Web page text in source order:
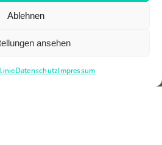
Ablehnen
ansehen
DatenschutzImpressum